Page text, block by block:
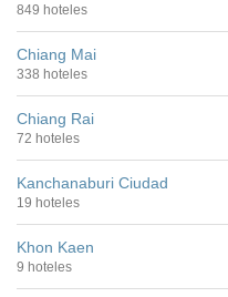
849 hoteles
Chiang Mai
338 hoteles
Chiang Rai
72 hoteles
Kanchanaburi Ciudad
19 hoteles
Khon Kaen
9 hoteles